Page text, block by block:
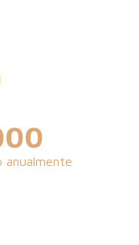
anualmente